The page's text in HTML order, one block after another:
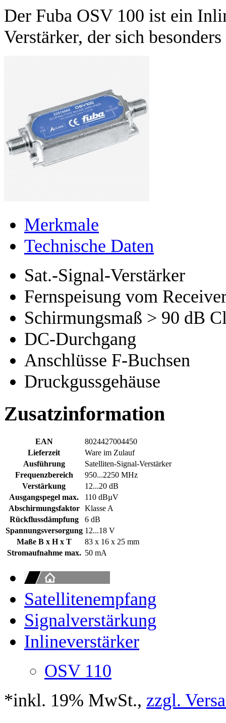
Der Fuba OSV 100 ist ein
Verstärker, der sich
Merkmale
Technische Daten
Sat.-Signal-Verstärker
Fernspeisung vom
Schirmungsmaß > 90 dB
DC-Durchgang
Anschlüsse F-Buchsen
Druckgussgehäuse
Zusatzinformation
EAN
8024427004450
Lieferzeit
Ware im Zulauf
Ausführung
Satelliten-Signal-Verstärker
Frequenzbereich
950...2250 MHz
Verstärkung
12...20 dB
Ausgangspegel max.
110 dBµV
Abschirmungsfaktor Klasse A
Rückflussdämpfung
6 dB
Spannungsversorgung 12...18 V
Maße B x H x T
83 x 16 x 25 mm
Stromaufnahme max. 50 mA
Satellitenempfang
Signalverstärkung
Inlineverstärker
OSV 110
*inkl. 19% MwSt., zzgl.